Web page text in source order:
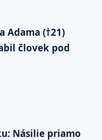
Adama (†21)
človek pod
Násilie priamo